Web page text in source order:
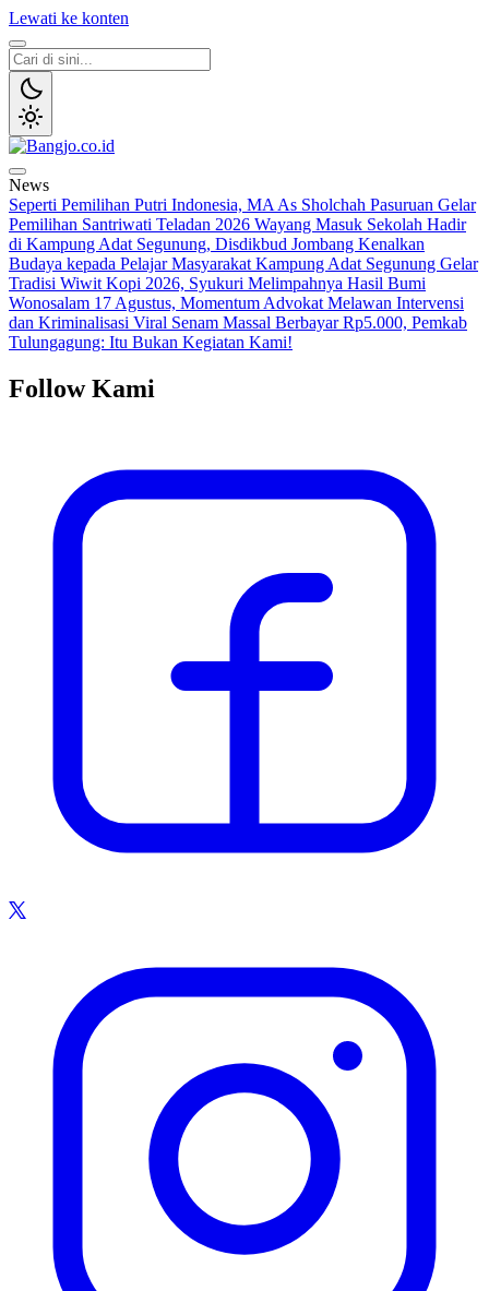
Lewati ke konten
Bangjo.co.id
Berani, Tegas, Terpercaya
News
Seperti Pemilihan Putri Indonesia, MA As Sholchah Pasuruan Gelar
Pemilihan Santriwati Teladan 2026 Wayang Masuk Sekolah Hadir
di Kampung Adat Segunung, Disdikbud Jombang Kenalkan
Budaya kepada PelajarMasyarakat Kampung Adat Segunung Gelar
Tradisi Wiwit Kopi 2026, Syukuri Melimpahnya Hasil Bumi
Wonosalam 17 Agustus, Momentum Advokat Melawan Intervensi
dan Kriminalisasi Viral Senam Massal Berbayar Rp5.000, Pemkab
Tulungagung: Itu Bukan Kegiatan Kami!
Follow Kami